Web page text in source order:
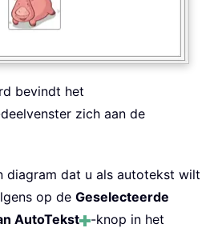
bevindt het
zich aan de
diagram dat u als autotekst wilt
op de Geselecteerde
AutoTekst
-knop in het